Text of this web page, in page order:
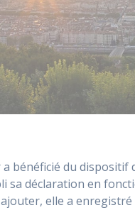
bénéficié du
sa déclaration en
ajouter, elle a